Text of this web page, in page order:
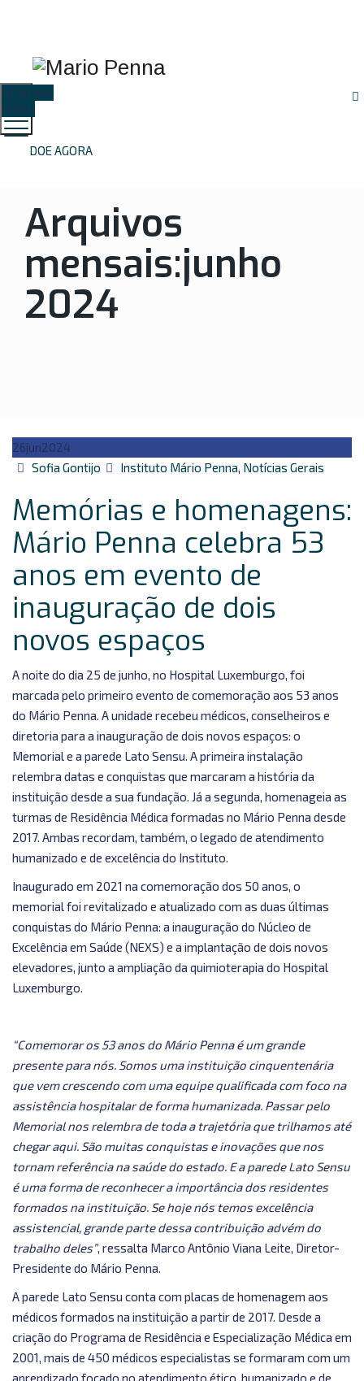
Alternar
menu
DOE AGORA
Arquivos
mensais:junho
2024
26jun2024
Autor
Sofia Gontijo Categorias
Instituto Mário Penna, Notícias Gerais
Memórias e homenagens:
Mário Penna celebra 53
anos em evento de
inauguração de dois
novos espaços
A noite do dia 25 de junho, no Hospital Luxemburgo, foi
marcada pelo primeiro evento de comemoração aos 53 anos
do Mário Penna. A unidade recebeu médicos, conselheiros e
diretoria para a inauguração de dois novos espaços: o
Memorial e a parede Lato Sensu. A primeira instalação
relembra datas e conquistas que marcaram a história da
instituição desde a sua fundação. Já a segunda, homenageia as
turmas de Residência Médica formadas no Mário Penna desde
2017. Ambas recordam, também, o legado de atendimento
humanizado e de excelência do Instituto.
Inaugurado em 2021 na comemoração dos 50 anos, o
memorial foi revitalizado e atualizado com as duas últimas
conquistas do Mário Penna: a inauguração do Núcleo de
Excelência em Saúde (NEXS) e a implantação de dois novos
elevadores, junto a ampliação da quimioterapia do Hospital
Luxemburgo.
“Comemorar os 53 anos do Mário Penna é um grande
presente para nós. Somos uma instituição cinquentenária
que vem crescendo com uma equipe qualificada com foco na
assistência hospitalar de forma humanizada. Passar pelo
Memorial nos relembra de toda a trajetória que trilhamos até
chegar aqui. São muitas conquistas e inovações que nos
tornam referência na saúde do estado. E a parede Lato Sensu
é uma forma de reconhecer a importância dos residentes
formados na instituição. Se hoje nós temos excelência
assistencial, grande parte dessa contribuição advém do
trabalho deles”, ressalta Marco Antônio Viana Leite, Diretor-
Presidente do Mário Penna.
A parede Lato Sensu conta com placas de homenagem aos
médicos formados na instituição a partir de 2017. Desde a
criação do Programa de Residência e Especialização Médica em
2001, mais de 450 médicos especialistas se formaram com um
aprendizado focado no atendimento ético, humanizado e de